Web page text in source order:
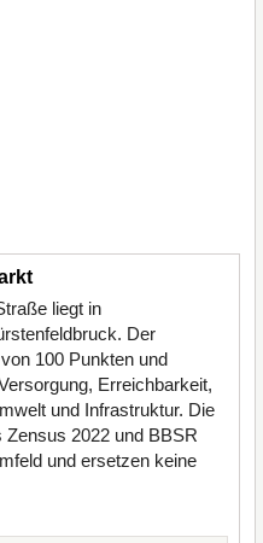
liegt in
Der
100 Punkten und
Erreichbarkeit,
und Infrastruktur. Die
2022 und BBSR
und ersetzen keine